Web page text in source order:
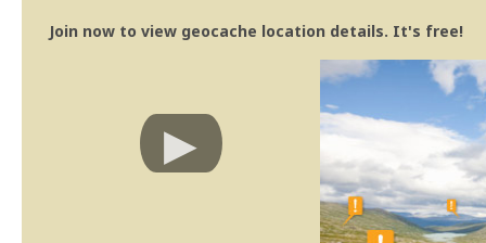
Join now to view geocache location details. It's free!